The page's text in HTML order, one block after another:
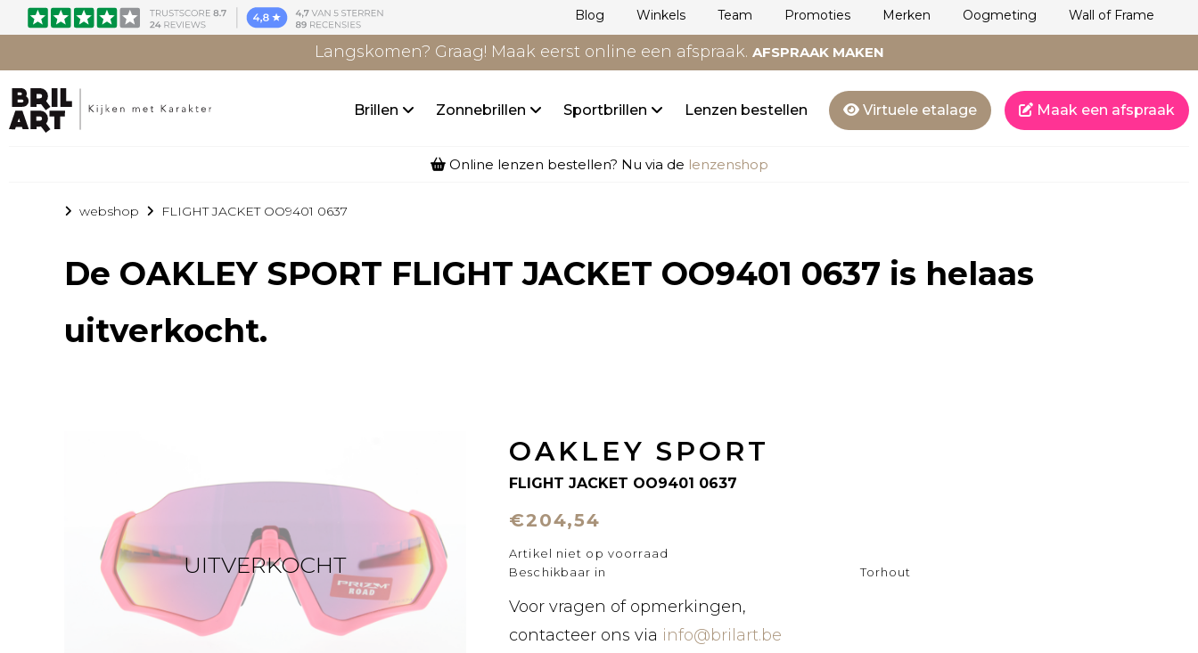
Blog Winkels Team Promoties Merken Oogmeting Wall of Frame
Langskomen? Graag! Maak eerst online een afspraak. AFSPRAAK MAKEN
Brillen Zonnebrillen Sportbrillen Lenzen bestellen Virtuele etalage Maak een afspraak
Online lenzen bestellen? Nu via de lenzenshop
webshop FLIGHT JACKET OO9401 0637
De OAKLEY SPORT FLIGHT JACKET OO9401 0637 is helaas
uitverkocht.
UITVERKOCHT
OAKLEY SPORT
FLIGHT JACKET OO9401 0637
€204,54
Artikel niet op voorraad
Beschikbaar in
Torhout
Voor vragen of opmerkingen,
contacteer ons via info@brilart.be